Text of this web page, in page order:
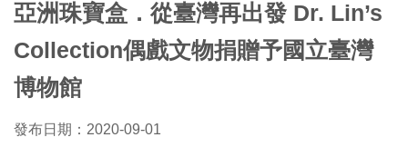
認
臺
博
亞洲珠寶盒．從臺灣再出發 Dr. Lin’s
Collection偶戲文物捐贈予國立臺灣
博物館
發布日期：2020-09-01